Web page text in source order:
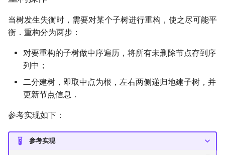
类欧几里德算法
Meissel–Lehmer 算法
Stern–Brocot 树与 Farey
LGV 引理
最大团搜索算法
支配树
当树发生失衡时，需要对某个子树进行重构，使之尽可能平
衡．重构分为两步：
对要重构的子树做中序遍历，将所有未删除节点存到序
列中；
二分建树，即取中点为根，左右两侧递归地建子树，并
更新节点信息．
参考实现如下：
参考实现